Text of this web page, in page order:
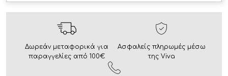
Δωρεάν μεταφορικά για
παραγγελίες από 100€
Ασφαλείς πληρωμές μέσω
της Viva